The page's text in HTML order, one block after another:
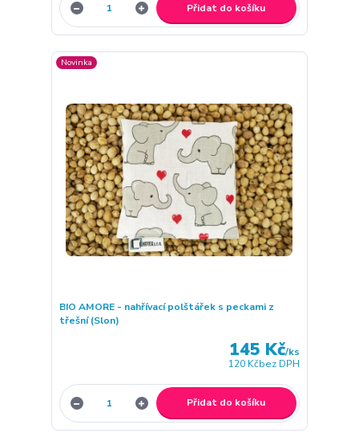
Přidat do košíku
Novinka
BIO AMORE - nahřívací polštářek s peckami z
třešní (Slon)
145 Kč/ks
120 Kčbez DPH
Přidat do košíku